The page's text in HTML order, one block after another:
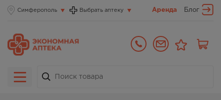
Симферополь Выбрать аптеку Аренда Блог